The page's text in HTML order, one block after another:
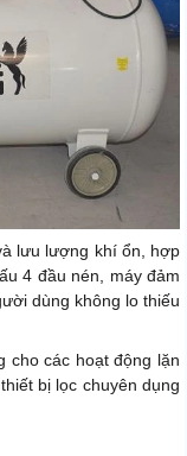
lưu lượng khí ổn, hợp
4 đầu nén, máy đảm
dùng không lo thiếu
cho các hoạt động lặn
bị lọc chuyên dụng